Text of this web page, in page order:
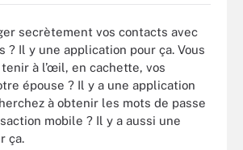
secrètement vos contacts avec
? Il y une application pour ça. Vous
à l’œil, en cachette, vos
épouse ? Il y a une application
à obtenir les mots de passe
mobile ? Il y a aussi une
ça.